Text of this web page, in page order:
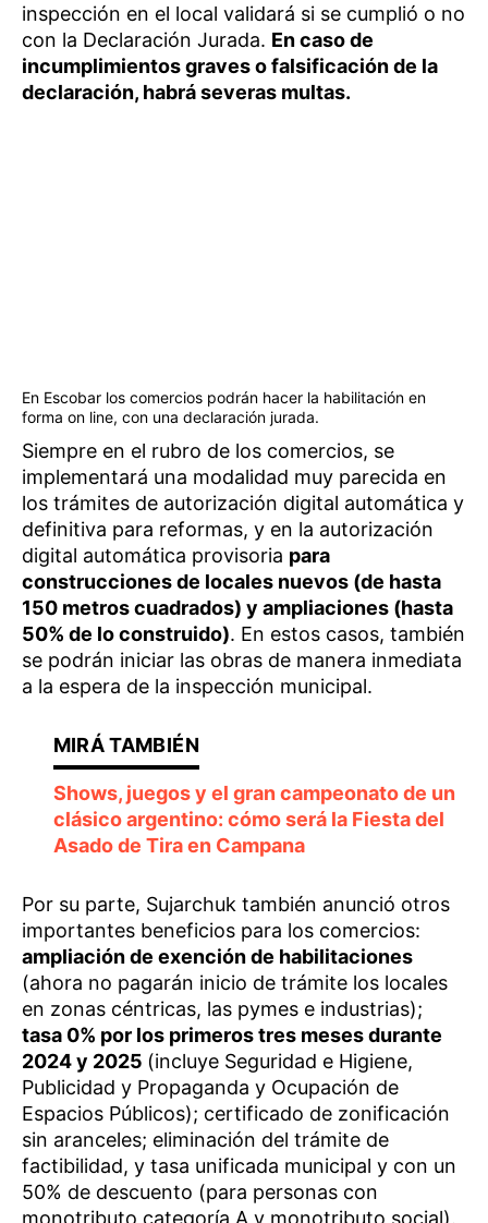
inspección en el local validará si se cumplió o no
con la Declaración Jurada. En caso de
incumplimientos graves o falsificación de la
declaración, habrá severas multas.
En Escobar los comercios podrán hacer la habilitación en
forma on line, con una declaración jurada.
Siempre en el rubro de los comercios, se
implementará una modalidad muy parecida en
los trámites de autorización digital automática y
definitiva para reformas, y en la autorización
digital automática provisoria para
construcciones de locales nuevos (de hasta
150 metros cuadrados) y ampliaciones (hasta
50% de lo construido). En estos casos, también
se podrán iniciar las obras de manera inmediata
a la espera de la inspección municipal.
Shows, juegos y el gran campeonato de un
clásico argentino: cómo será la Fiesta del
Asado de Tira en Campana
Por su parte, Sujarchuk también anunció otros
importantes beneficios para los comercios:
ampliación de exención de habilitaciones
(ahora no pagarán inicio de trámite los locales
en zonas céntricas, las pymes e industrias);
tasa 0% por los primeros tres meses durante
2024 y 2025 (incluye Seguridad e Higiene,
Publicidad y Propaganda y Ocupación de
Espacios Públicos); certificado de zonificación
sin aranceles; eliminación del trámite de
factibilidad, y tasa unificada municipal y con un
50% de descuento (para personas con